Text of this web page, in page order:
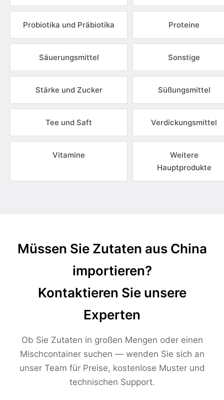
Probiotika und Präbiotika Proteine
Säuerungsmittel Sonstige
Stärke und Zucker Süßungsmittel
Tee und Saft Verdickungsmittel
Vitamine
Weitere
Hauptprodukte
Müssen Sie Zutaten aus China
importieren?
Kontaktieren Sie unsere
Experten
Ob Sie Zutaten in großen Mengen oder einen
Mischcontainer suchen — wenden Sie sich an
unser Team für Preise, kostenlose Muster und
technischen Support.